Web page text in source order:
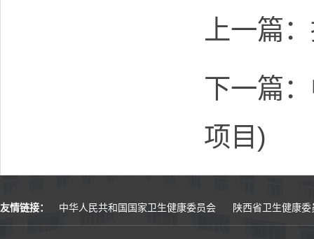
上一篇
下一篇
项目)
友情链接： 中华人民共和国国家卫生健康委员会 陕西省卫生健康委